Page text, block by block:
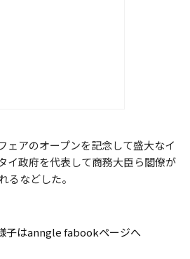
ェアのオープンを記念して盛大なイ
イ政府を代表して商務大臣ら閣僚が
るなどした。
子はanngle fabookページへ